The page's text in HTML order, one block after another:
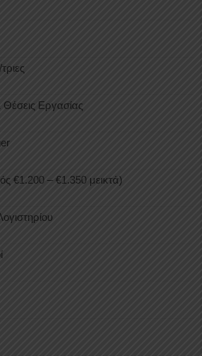
Εργασίας
€1.200 – €1.350 μεικτά)